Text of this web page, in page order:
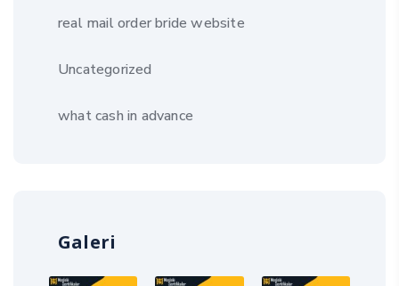
real mail order bride website
Uncategorized
what cash in advance
Galeri